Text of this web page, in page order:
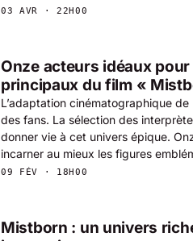
03 AVR · 22H00
Onze acteurs idéaux
principaux du film «
L’adaptation cinématographique
des fans. La sélection des
donner vie à cet univers épique.
incarner au mieux les figures
09 FÉV · 18H00
Mistborn : un univers